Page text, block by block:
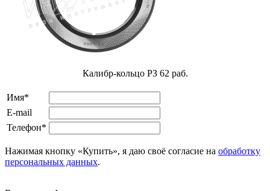
Калибр-кольцо РЗ 62 раб.
Имя*
E-mail
Телефон*
Нажимая кнопку «Купить», я даю своё согласие на обработку
персональных данных.